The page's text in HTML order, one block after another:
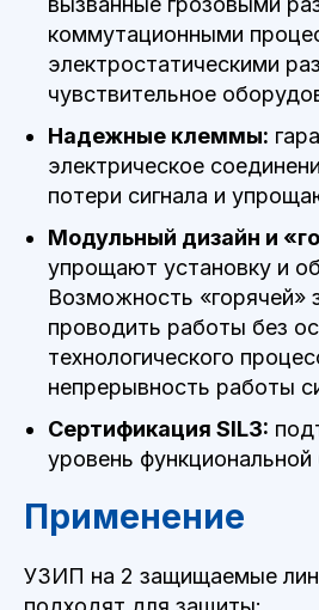
коммутационными
электростатическими
чувствительное
Надежные клеммы:
электрическое
потери сигнала и
Модульный дизайн и
упрощают установку и
Возможность «горячей»
проводить работы без
технологического
непрерывность работы
Сертификация SIL3:
уровень функциональной
Применение
УЗИП на 2 защищаемые